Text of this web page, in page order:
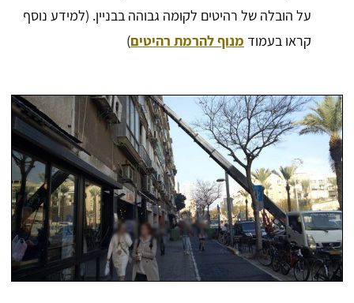
על הובלה של רהיטים לקומה גבוהה בבניין. (למידע נוסף
קראו בעמוד מנוף להרמת רהיטים)